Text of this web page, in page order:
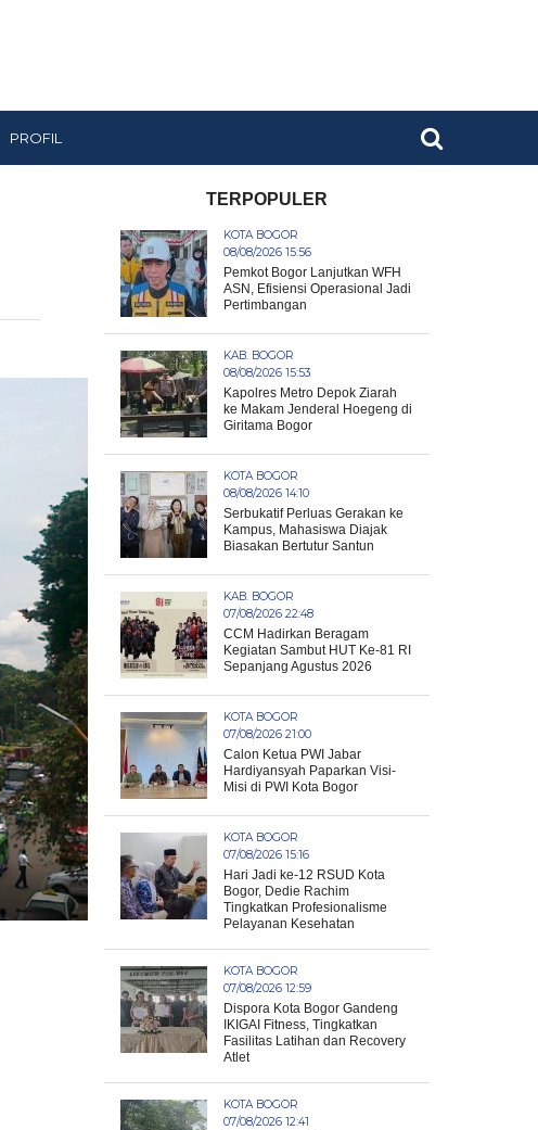
PROFIL
TERPOPULER
KOTA BOGOR
08/08/2026 15:56
Pemkot Bogor Lanjutkan WFH
ASN, Efisiensi Operasional Jadi
Pertimbangan
KAB. BOGOR
08/08/2026 15:53
Kapolres Metro Depok Ziarah
ke Makam Jenderal Hoegeng di
Giritama Bogor
KOTA BOGOR
08/08/2026 14:10
Serbukatif Perluas Gerakan ke
Kampus, Mahasiswa Diajak
Biasakan Bertutur Santun
KAB. BOGOR
07/08/2026 22:48
CCM Hadirkan Beragam
Kegiatan Sambut HUT Ke-81 RI
Sepanjang Agustus 2026
KOTA BOGOR
07/08/2026 21:00
Calon Ketua PWI Jabar
Hardiyansyah Paparkan Visi-
Misi di PWI Kota Bogor
KOTA BOGOR
07/08/2026 15:16
Hari Jadi ke-12 RSUD Kota
Bogor, Dedie Rachim
Tingkatkan Profesionalisme
Pelayanan Kesehatan
KOTA BOGOR
07/08/2026 12:59
Dispora Kota Bogor Gandeng
IKIGAI Fitness, Tingkatkan
Fasilitas Latihan dan Recovery
Atlet
KOTA BOGOR
07/08/2026 12:41